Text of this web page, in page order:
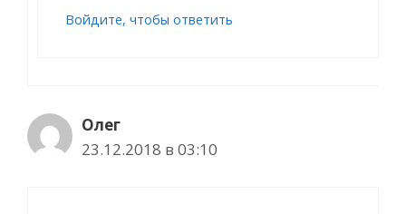
Войдите, чтобы ответить
Олег
23.12.2018 в 03:10